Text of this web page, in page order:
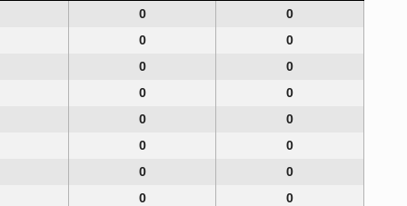
0
0
0
0
0
0
0
0
0
0
0
0
0
0
0
0